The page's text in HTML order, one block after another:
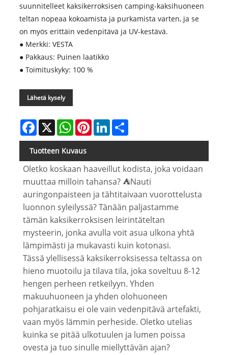
suunnitelleet kaksikerroksisen camping-kaksihuoneen
teltan nopeaa kokoamista ja purkamista varten, ja se
on myös erittäin vedenpitävä ja UV-kestävä.
● Merkki: VESTA
● Pakkaus: Puinen laatikko
● Toimituskyky: 100 %
Lähetä kysely
Facebook
X WhatsAppPinterestLinkedInShare
Tuotteen Kuvaus
Oletko koskaan haaveillut kodista, joka voidaan
muuttaa milloin tahansa? ⛺️Nauti
auringonpaisteen ja tähtitaivaan vuorottelusta
luonnon syleilyssä? Tänään paljastamme
tämän kaksikerroksisen leirintäteltan
mysteerin, jonka avulla voit asua ulkona yhtä
lämpimästi ja mukavasti kuin kotonasi.
Tässä ylellisessä kaksikerroksisessa teltassa on
hieno muotoilu ja tilava tila, joka soveltuu 8-12
hengen perheen retkeilyyn. Yhden
makuuhuoneen ja yhden olohuoneen
pohjaratkaisu ei ole vain vedenpitävä artefakti,
vaan myös lämmin perheside. Oletko utelias
kuinka se pitää ulkotuulen ja lumen poissa
ovesta ja tuo sinulle miellyttävän ajan?